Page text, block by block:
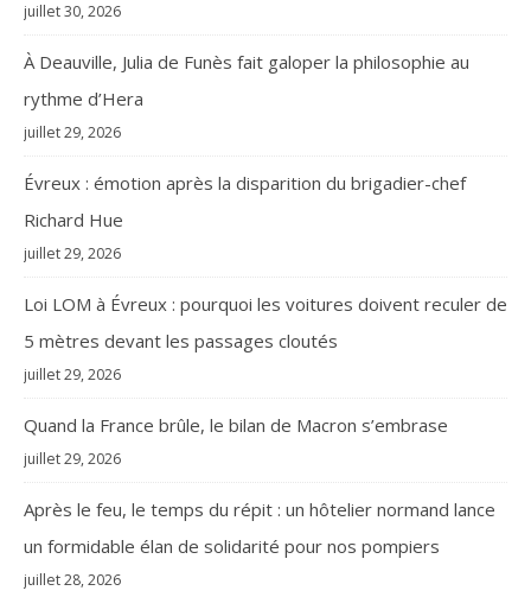
juillet 30, 2026
À Deauville, Julia de Funès fait galoper la philosophie au
rythme d’Hera
juillet 29, 2026
Évreux : émotion après la disparition du brigadier-chef
Richard Hue
juillet 29, 2026
Loi LOM à Évreux : pourquoi les voitures doivent reculer de
5 mètres devant les passages cloutés
juillet 29, 2026
Quand la France brûle, le bilan de Macron s’embrase
juillet 29, 2026
Après le feu, le temps du répit : un hôtelier normand lance
un formidable élan de solidarité pour nos pompiers
juillet 28, 2026